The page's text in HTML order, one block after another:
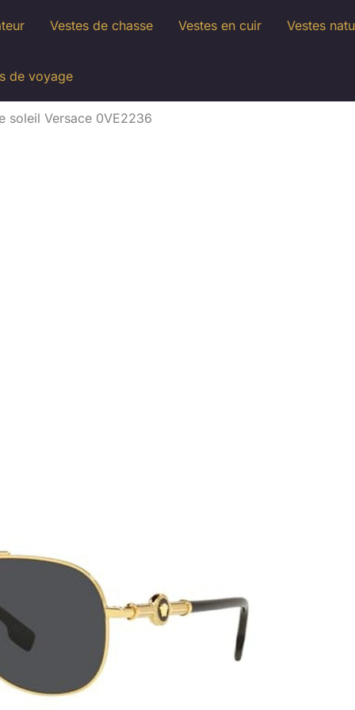
Vestes de chasse Vestes en cuir Vestes
de voyage
soleil Versace 0VE2236